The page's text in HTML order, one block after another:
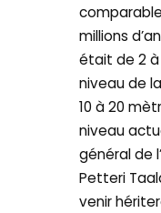
millions
était de 2 à
niveau de
10 à 20
niveau
général de
Petteri
venir